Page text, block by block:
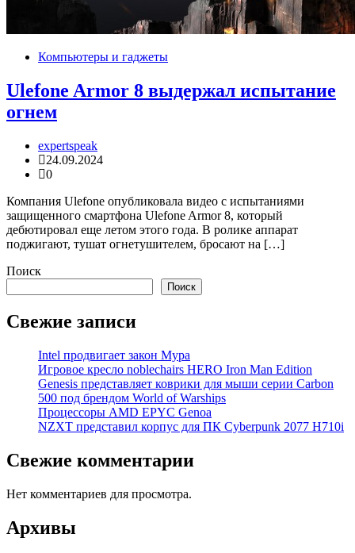
Компьютеры и гаджеты
Ulefone Armor 8 выдержал испытание
огнем
expertspeak
24.09.2024
0
Компания Ulefone опубликовала видео с испытаниями
защищенного смартфона Ulefone Armor 8, который
дебютировал еще летом этого года. В ролике аппарат
поджигают, тушат огнетушителем, бросают на […]
Поиск
Поиск
Свежие записи
Intel продвигает закон Мура
Игровое кресло noblechairs HERO Iron Man Edition
Genesis представляет коврики для мыши серии Carbon
500 под брендом World of Warships
Процессоры AMD EPYC Genoa
NZXT представил корпус для ПК Cyberpunk 2077 H710i
Свежие комментарии
Нет комментариев для просмотра.
Архивы